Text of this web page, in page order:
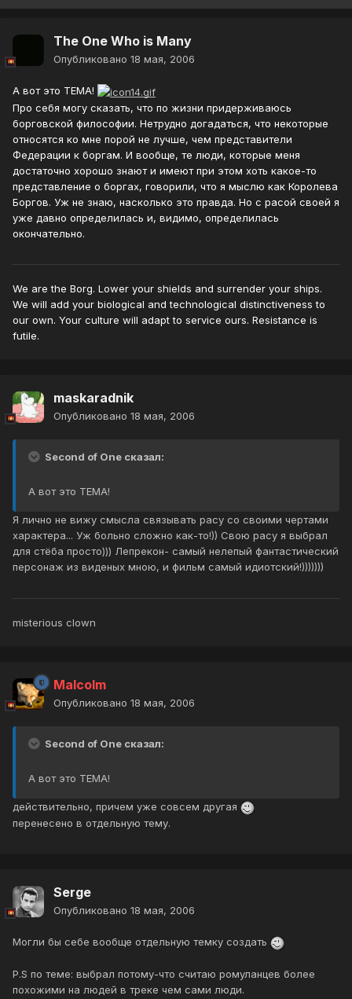
The One Who is Many
Опубликовано 18 мая, 2006
А вот это ТЕМА!
Про себя могу сказать, что по жизни придерживаюсь
борговской философии. Нетрудно догадаться, что некоторые
относятся ко мне порой не лучше, чем представители
Федерации к боргам. И вообще, те люди, которые меня
достаточно хорошо знают и имеют при этом хоть какое-то
представление о боргах, говорили, что я мыслю как Королева
Боргов. Уж не знаю, насколько это правда. Но с расой своей я
уже давно определилась и, видимо, определилась
окончательно.
We are the Borg. Lower your shields and surrender your ships.
We will add your biological and technological distinctiveness to
our own. Your culture will adapt to service ours. Resistance is
futile.
maskaradnik
Опубликовано 18 мая, 2006
Second of One сказал:
А вот это ТЕМА!
Я лично не вижу смысла связывать расу со своими чертами
характера... Уж больно сложно как-то!)) Свою расу я выбрал
для стёба просто))) Лепрекон- самый нелепый фантастический
персонаж из виденых мною, и фильм самый идиотский!)))))))
misterious clown
Malcolm
Опубликовано 18 мая, 2006
Second of One сказал:
А вот это ТЕМА!
действительно, причем уже совсем другая
перенесено в отдельную тему.
Serge
Опубликовано 18 мая, 2006
Могли бы себе вообще отдельную темку создать
P.S по теме: выбрал потому-что считаю ромуланцев более
похожими на людей в треке чем сами люди.